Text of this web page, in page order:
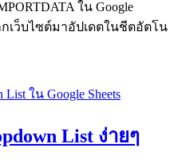
ใน Google
กเว็บไซต์มาอัปเดตในชีตอัตโน
List ง่ายๆ